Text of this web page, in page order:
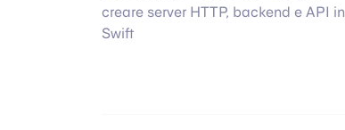
creare server HTTP, backend e API in
Swift